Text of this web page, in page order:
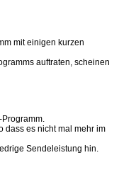
mit einigen kurzen
auftraten, scheinen
dass es nicht mal mehr im
Sendeleistung hin.